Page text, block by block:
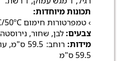
תכונות מיוחדות:
› טמפרטורות חימום 250ºC/50ºC.
צבעים: לבן, שחור, נירוסטה
מידות:
59.5 ס"מ